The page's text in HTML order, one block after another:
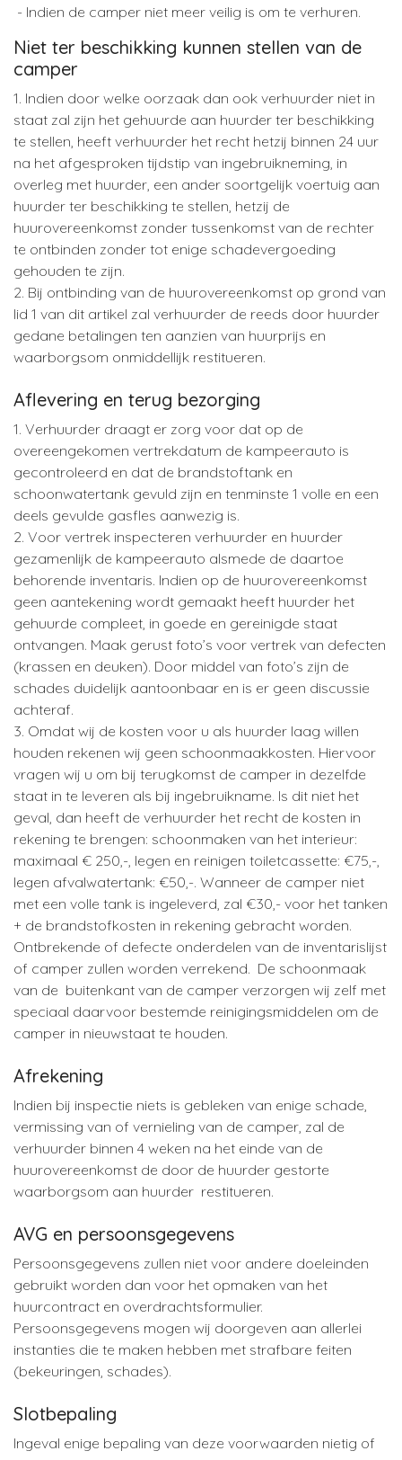
- Indien de camper niet meer veilig is om te verhuren.
Niet ter beschikking kunnen stellen van de
camper
1. Indien door welke oorzaak dan ook verhuurder niet in
staat zal zijn het gehuurde aan huurder ter beschikking
te stellen, heeft verhuurder het recht hetzij binnen 24 uur
na het afgesproken tijdstip van ingebruikneming, in
overleg met huurder, een ander soortgelijk voertuig aan
huurder ter beschikking te stellen, hetzij de
huurovereenkomst zonder tussenkomst van de rechter
te ontbinden zonder tot enige schadevergoeding
gehouden te zijn.
2. Bij ontbinding van de huurovereenkomst op grond van
lid 1 van dit artikel zal verhuurder de reeds door huurder
gedane betalingen ten aanzien van huurprijs en
waarborgsom onmiddellijk restitueren.
Aflevering en terug bezorging
1. Verhuurder draagt er zorg voor dat op de
overeengekomen vertrekdatum de kampeerauto is
gecontroleerd en dat de brandstoftank en
schoonwatertank gevuld zijn en tenminste 1 volle en een
deels gevulde gasfles aanwezig is.
2. Voor vertrek inspecteren verhuurder en huurder
gezamenlijk de kampeerauto alsmede de daartoe
behorende inventaris. Indien op de huurovereenkomst
geen aantekening wordt gemaakt heeft huurder het
gehuurde compleet, in goede en gereinigde staat
ontvangen. Maak gerust foto’s voor vertrek van defecten
(krassen en deuken). Door middel van foto’s zijn de
schades duidelijk aantoonbaar en is er geen discussie
achteraf.
3. Omdat wij de kosten voor u als huurder laag willen
houden rekenen wij geen schoonmaakkosten. Hiervoor
vragen wij u om bij terugkomst de camper in dezelfde
staat in te leveren als bij ingebruikname. Is dit niet het
geval, dan heeft de verhuurder het recht de kosten in
rekening te brengen: schoonmaken van het interieur:
maximaal € 250,-, legen en reinigen toiletcassette: €75,-,
legen afvalwatertank: €50,-. Wanneer de camper niet
met een volle tank is ingeleverd, zal €30,- voor het tanken
+ de brandstofkosten in rekening gebracht worden.
Ontbrekende of defecte onderdelen van de inventarislijst
of camper zullen worden verrekend. De schoonmaak
van de buitenkant van de camper verzorgen wij zelf met
speciaal daarvoor bestemde reinigingsmiddelen om de
camper in nieuwstaat te houden.
Afrekening
Indien bij inspectie niets is gebleken van enige schade,
vermissing van of vernieling van de camper, zal de
verhuurder binnen 4 weken na het einde van de
huurovereenkomst de door de huurder gestorte
waarborgsom aan huurder restitueren.
AVG en persoonsgegevens
Persoonsgegevens zullen niet voor andere doeleinden
gebruikt worden dan voor het opmaken van het
huurcontract en overdrachtsformulier.
Persoonsgegevens mogen wij doorgeven aan allerlei
instanties die te maken hebben met strafbare feiten
(bekeuringen, schades).
Slotbepaling
Ingeval enige bepaling van deze voorwaarden nietig of